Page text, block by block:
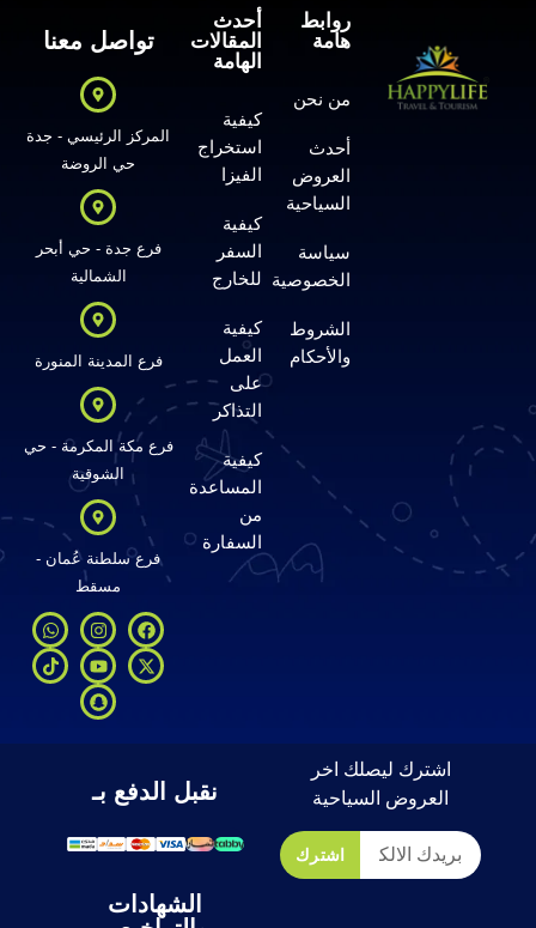
روابط
هامة
من نحن
أحدث
العروض
السياحية
سياسة
الخصوصية
الشروط
والأحكام
أحدث
المقالات
الهامة
كيفية
استخراج
الفيزا
كيفية
السفر
للخارج
كيفية
العمل
على
التذاكر
كيفية
المساعدة
من
السفارة
تواصل معنا
المركز الرئيسي - جدة
حي الروضة
فرع جدة - حي أبحر
الشمالية
فرع المدينة المنورة
فرع مكة المكرمة - حي
الشوقية
فرع سلطنة عُمان -
مسقط
اشترك ليصلك اخر
العروض السياحية
اشترك
نقبل الدفع بـ
الشهادات